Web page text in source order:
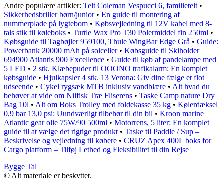
Andre populære artikler: Telt Coleman Vespucci 6, familietelt •
Sikkerhedsbriller børn/junior• En guide til montering af
nummerplade på lygtebom • Købsvejledning til 12V kabel med 8-
tals stik til køleboks • Turtle Wax Pro T30 Polermiddel fin 250ml •
Købsguide til Tagbøjler 959100, Thule WingBar Edge Grå • Guide:
Powerbank 20000 mAh på solceller• Købsguide til Skiholder
694900 Atlantis 900 Excellence • Guide til køb af pandelampe med
5 LED • 2 stk. Klæbepuder til OOONO trafikalarm: En komplet
købsguide • Hjulkapsler 4 stk. 13 Verona: Giv dine fælge et flot
udseende • Cykel rygsæk MTB inklusiv vandblære • Alt hvad du
behøver at vide om Nilfisk Træ Fliserens • Taske Camp nature Dry
Bag 10l • Alt om Boks Trolley med foldekasse 35 kg • Kølerdæksel
0,9 bar 13,0 psi: Uundværligt tilbehør til din bil • Kroon marine
Atlantic gear olie 75W/90 500ml • Motorrens, 5 liter: En komplet
guide til at vælge det rigtige produkt • Taske til Paddle / Sup –
Beskrivelse og vejledning til købere • CRUZ Apex 400L boks for
Cargo platform – Tilføj Lethed og Fleksibilitet til din Rejse
Bygge Tal
© Alt materiale er beskyttet.